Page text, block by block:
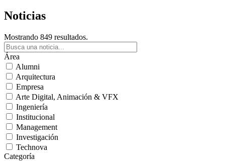
Noticias
Mostrando 849 resultados.
Área
Alumni
Arquitectura
Empresa
Arte Digital, Animación & VFX
Ingeniería
Institucional
Management
Investigación
Technova
Categoría